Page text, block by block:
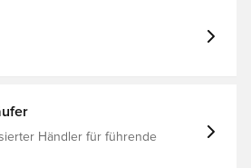
Händler für führende